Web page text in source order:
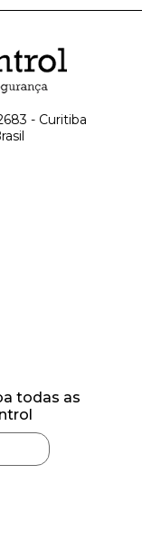
- Curitiba
todas as